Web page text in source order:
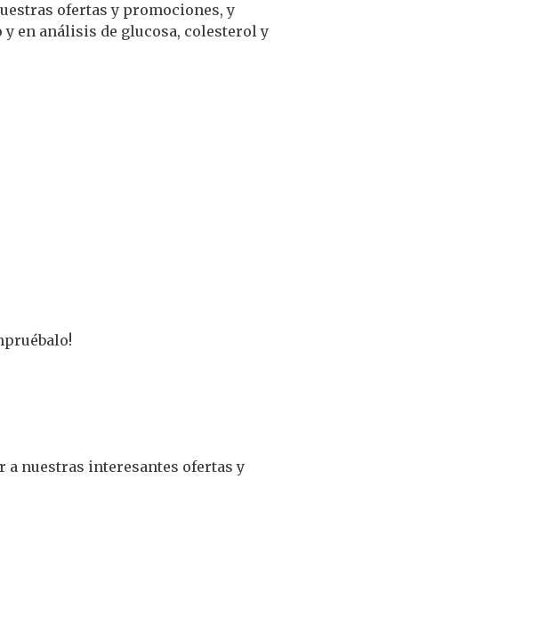
ofertas y promociones, y
en análisis de glucosa, colesterol y
a nuestras interesantes ofertas y